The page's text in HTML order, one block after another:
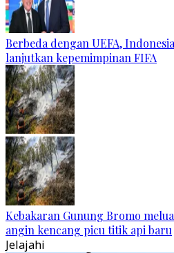
Berbeda dengan UEFA,
lanjutkan kepemimpinan FIFA
Kebakaran Gunung Bromo
angin kencang picu titik api baru
Jelajahi